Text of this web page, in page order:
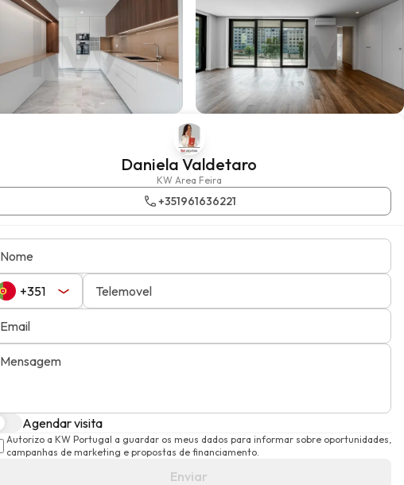
Daniela Valdetaro
KW Area Feira
+351961636221
Nome
Telemovel
Email
Mensagem
Agendar visita
Autorizo a KW Portugal a guardar os meus dados para informar sobre oportunidades,
campanhas de marketing e propostas de financiamento.
Enviar